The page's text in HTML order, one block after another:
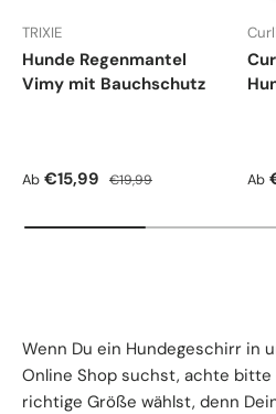
TRIXIE
Hunde Regenmantel
Vimy mit Bauchschutz
Verkaufspreis
Ab €15,99 Normaler Preis
€19,99 Ab
Wenn Du ein Hundegeschirr in
Online Shop suchst, achte bitte
richtige Größe wählst, denn